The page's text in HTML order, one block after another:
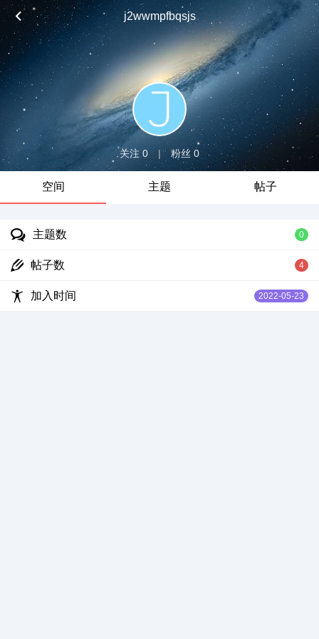
j2wwmpfbqsjs
关注 0 | 粉丝 0
空间 主题 帖子
主题数 0
帖子数 4
加入时间 2022-05-23